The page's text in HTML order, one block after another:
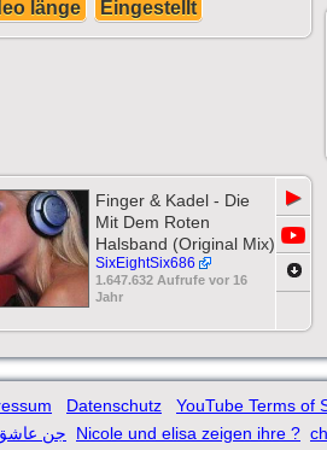
länge Eingestellt
Finger & Kadel - Die
Mit Dem Roten
Halsband (Original Mix)
SixEightSix686
1.647.632 Aufrufe vor 16
Jahr
▶
Datenschutz YouTube Terms of
جن عاشق
Nicole und elisa zeigen ihre ?